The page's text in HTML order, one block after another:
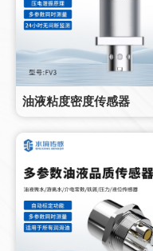
油液粘度密度传感器